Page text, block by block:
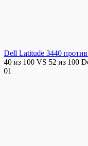
Dell Latitude 3440
40 из 100 VS 52 из 100
01